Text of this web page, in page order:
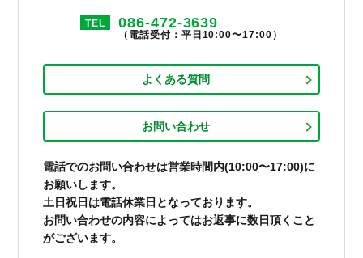
TEL 086-472-3639
（電話受付：平日10:00〜17:00）
よくある質問
お問い合わせ
電話でのお問い合わせは営業時間内(10:00〜17:00)に
お願いします。
土日祝日は電話休業日となっております。
お問い合わせの内容によってはお返事に数日頂くこと
がございます。